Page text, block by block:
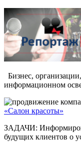
Бизнес,
информационном
«Салон красоты»
ЗАДАЧИ:
будущих клиентов о